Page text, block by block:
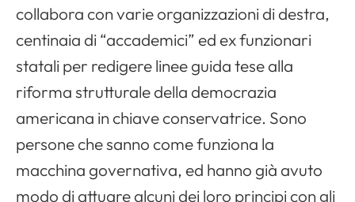
collabora con varie organizzazioni di destra,
centinaia di “accademici” ed ex funzionari
statali per redigere linee guida tese alla
riforma strutturale della democrazia
americana in chiave conservatrice. Sono
persone che sanno come funziona la
macchina governativa, ed hanno già avuto
modo di attuare alcuni dei loro principi con gli